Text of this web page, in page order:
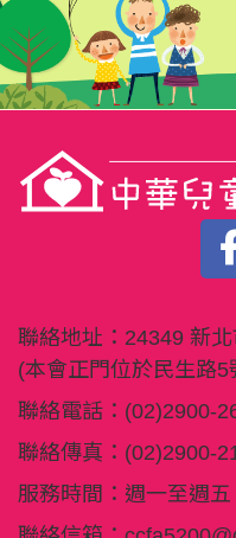
聯絡地址： 24349 新
(本會正門位於民生路5
聯絡電話： (02)2900-
聯絡傳真： (02)2900-
服務時間：週一至週